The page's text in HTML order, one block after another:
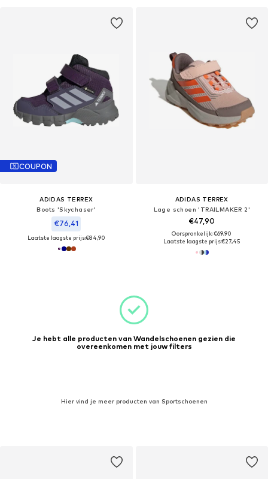
COUPON
ADIDAS TERREX
Boots 'Skychaser'
€76,41
Laatste laagste prijs:€84,90
ADIDAS TERREX
Lage schoen 'TRAILMAKER 2'
€47,90
Oorspronkelijk: €69,90
Laatste laagste prijs:€27,45
Je hebt alle producten van Wandelschoenen gezien die
overeenkomen met jouw filters
Hier vind je meer producten van Sportschoenen